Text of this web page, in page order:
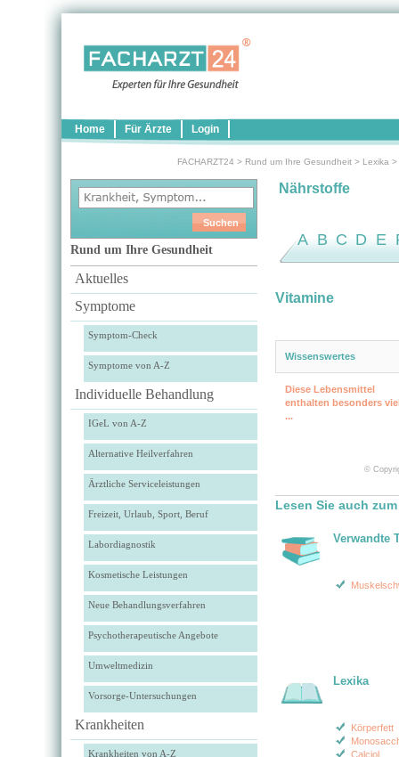
Home Für Ärzte Login
FACHARZT24 > Rund um Ihre Gesundheit > Lexika >
Rund um Ihre Gesundheit
Aktuelles
Symptome
Symptom-Check
Symptome von A-Z
Individuelle Behandlung
IGeL von A-Z
Alternative Heilverfahren
Ärztliche Serviceleistungen
Freizeit, Urlaub, Sport, Beruf
Labordiagnostik
Kosmetische Leistungen
Neue Behandlungsverfahren
Psychotherapeutische Angebote
Umweltmedizin
Vorsorge-Untersuchungen
Krankheiten
Krankheiten von A-Z
Nährstoffe
A B C D E
Vitamine
Wissenswertes
Diese Lebensmittel
enthalten besonders
...
©
Lesen Sie auch
Verwandte
Lexika
Körperfett
Calciol